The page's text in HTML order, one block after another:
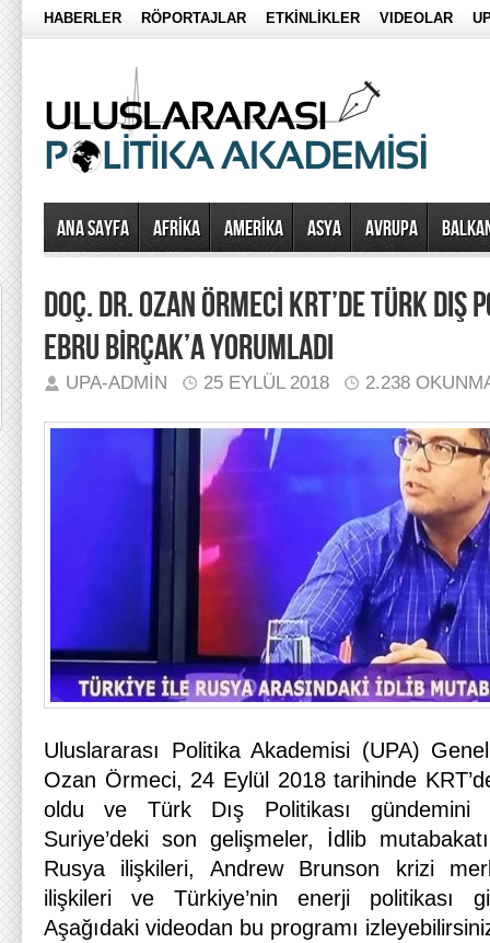
HABERLER RÖPORTAJLAR ETKİNLİKLER VIDEOLAR
Ana Sayfa AFRİKA AMERİKA ASYA AVRUPA
DOÇ. DR. OZAN ÖRMECİ KRT’DE TÜRK DIŞ
EBRU BİRÇAK’A YORUMLADI
UPA-ADMIN 25 EYLÜL 2018 2.238
Uluslararası Politika Akademisi (UPA)
Ozan Örmeci, 24 Eylül 2018 tarihinde
oldu ve Türk Dış Politikası gündemini
Suriye’deki son gelişmeler, İdlib
Rusya ilişkileri, Andrew Brunson krizi
ilişkileri ve Türkiye’nin enerji politikası
Aşağıdaki videodan bu programı